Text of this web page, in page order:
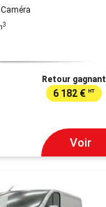
3
Retour gagnant
6 182 € HT
Voir